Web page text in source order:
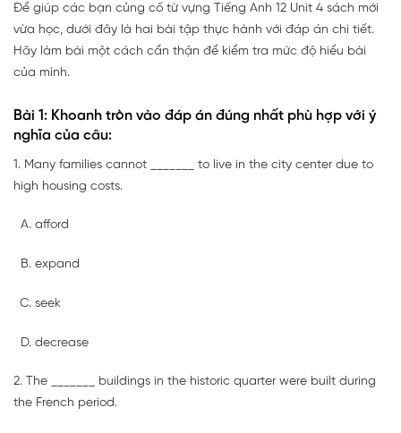
Để giúp các bạn củng cố từ vựng Tiếng Anh 12 Unit 4 sách mới
vừa học, dưới đây là hai bài tập thực hành với đáp án chi tiết.
Hãy làm bài một cách cẩn thận để kiểm tra mức độ hiểu bài
của mình.
Bài 1: Khoanh tròn vào đáp án đúng nhất phù hợp với ý
nghĩa của câu:
1. Many families cannot _______ to live in the city center due to
high housing costs.
afford
expand
seek
decrease
2. The _______ buildings in the historic quarter were built during
the French period.